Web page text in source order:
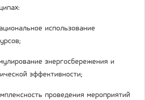
использование
энергосбережения и
эффективности;
проведения мероприятий